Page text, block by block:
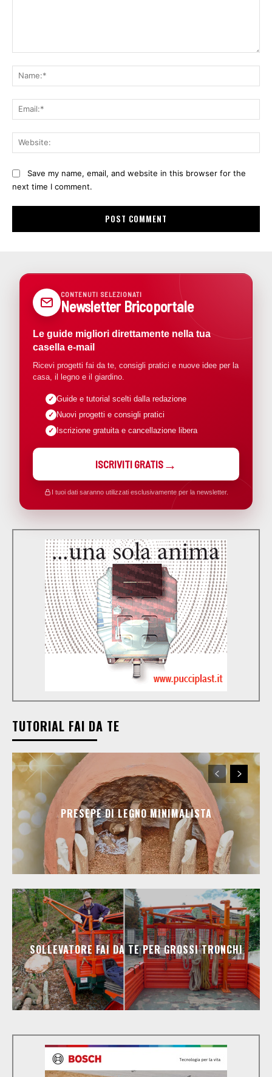
Save my name, email, and website in this browser for the
next time I comment.
CONTENUTI SELEZIONATI
Newsletter Bricoportale
Le guide migliori direttamente nella tua
casella e-mail
Ricevi progetti fai da te, consigli pratici e nuove idee per la
casa, il legno e il giardino.
Guide e tutorial scelti dalla redazione
Nuovi progetti e consigli pratici
Iscrizione gratuita e cancellazione libera
ISCRIVITI GRATIS
I tuoi dati saranno utilizzati esclusivamente per la newsletter.
TUTORIAL FAI DA TE
PRESEPE DI LEGNO MINIMALISTA
SOLLEVATORE FAI DA TE PER GROSSI TRONCHI